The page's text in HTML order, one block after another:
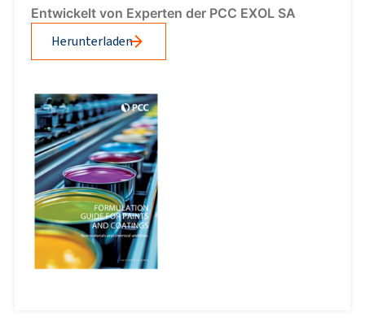
Entwickelt von Experten der PCC EXOL SA
Herunterladen